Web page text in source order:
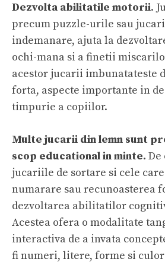
Dezvolta abilitatile motorii.
precum puzzle-urile sau
indemanare, ajuta la
ochi-mana si a finetii
acestor jucarii imbunatateste
forta, aspecte importante in
timpurie a copiilor.
Multe jucarii din lemn sunt
scop educational in minte. De
jucariile de sortare si cele
numarare sau recunoasterea
dezvoltarea abilitatilor
Acestea ofera o modalitate
interactiva de a invata
fi numeri, litere, forme si